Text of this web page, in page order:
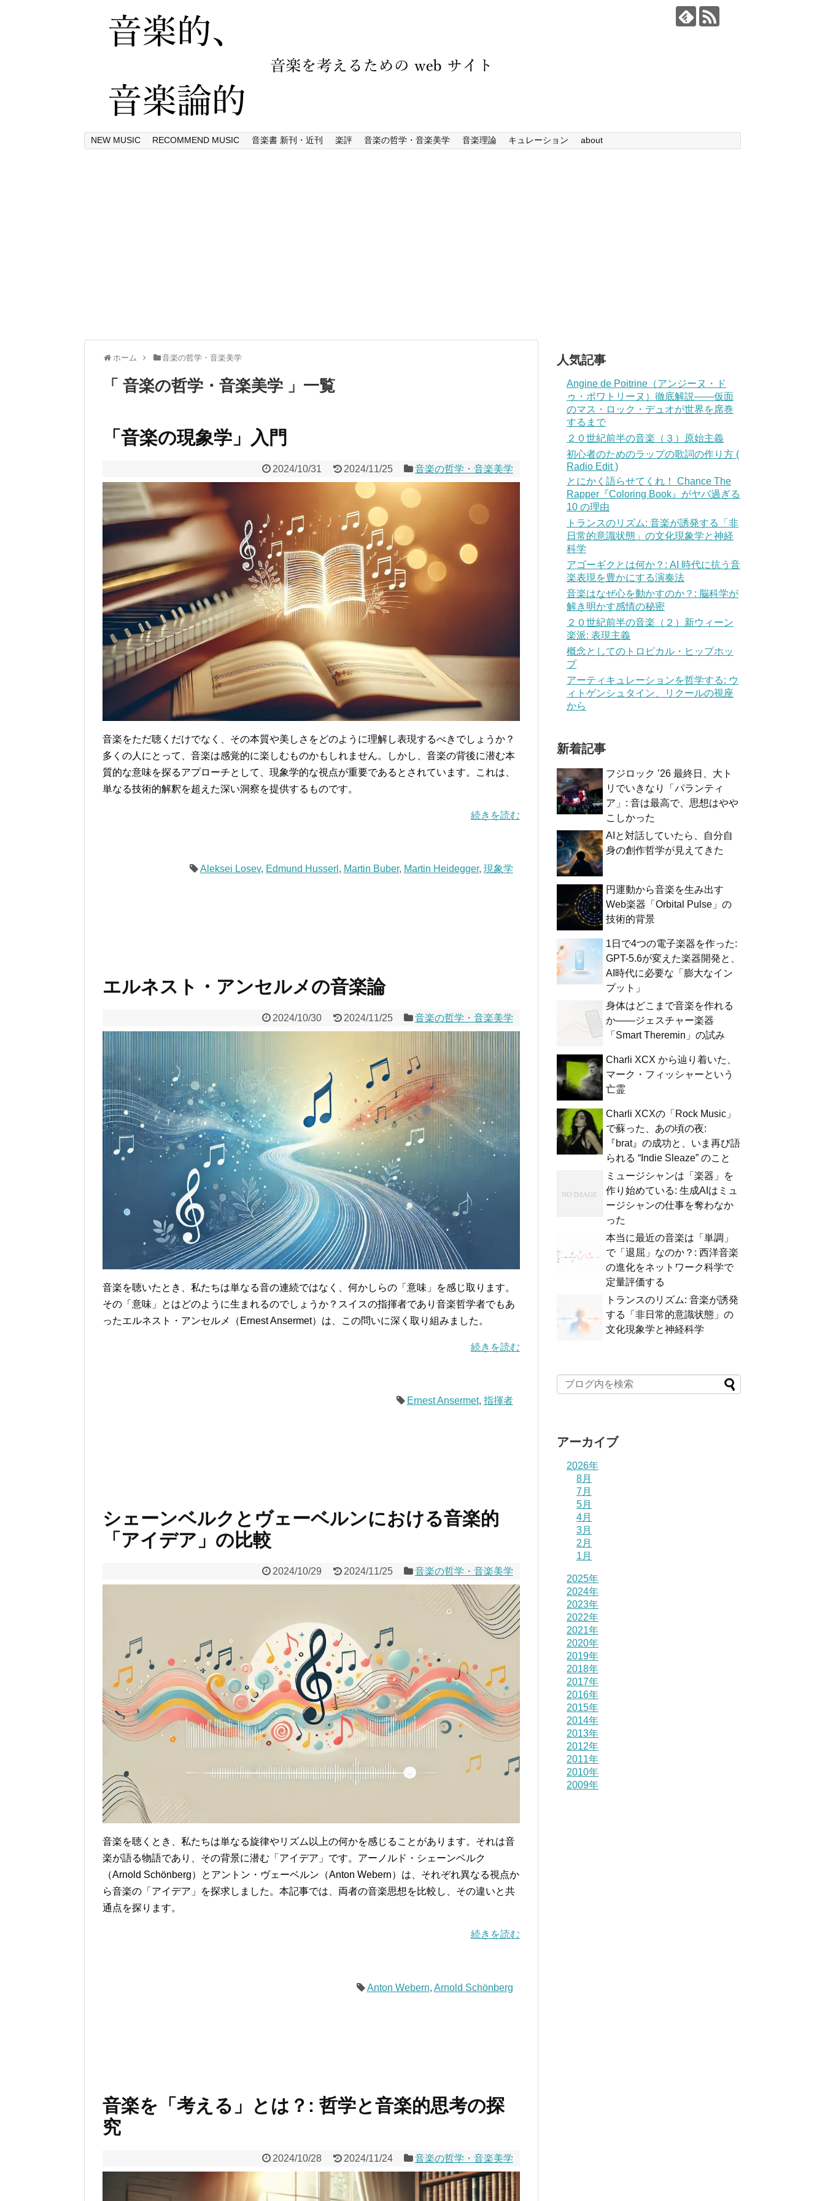
NEW MUSIC RECOMMEND MUSIC 音楽書 新刊・近刊 楽評 音楽の哲学・音楽美学 音楽理論 キュレーション about
ホーム 音楽の哲学・音楽美学
「 音楽の哲学・音楽美学 」一覧
「音楽の現象学」入門
2024/10/31 2024/11/25 音楽の哲学・音楽美学
音楽をただ聴くだけでなく、その本質や美しさをどのように理解し表現するべきでしょうか？
多くの人にとって、音楽は感覚的に楽しむものかもしれません。しかし、音楽の背後に潜む本
質的な意味を探るアプローチとして、現象学的な視点が重要であるとされています。これは、
単なる技術的解釈を超えた深い洞察を提供するものです。
続きを読む
Aleksei Losev, Edmund Husserl , Martin Buber, Martin Heidegger, 現象学
エルネスト・アンセルメの音楽論
2024/10/30 2024/11/25 音楽の哲学・音楽美学
音楽を聴いたとき、私たちは単なる音の連続ではなく、何かしらの「意味」を感じ取ります。
その「意味」とはどのように生まれるのでしょうか？スイスの指揮者であり音楽哲学者でもあ
ったエルネスト・アンセルメ（Ernest Ansermet）は、この問いに深く取り組みました。
続きを読む
Ernest Ansermet, 指揮者
シェーンベルクとヴェーベルンにおける音楽的
「アイデア」の比較
2024/10/29 2024/11/25 音楽の哲学・音楽美学
音楽を聴くとき、私たちは単なる旋律やリズム以上の何かを感じることがあります。それは音
楽が語る物語であり、その背景に潜む「アイデア」です。アーノルド・シェーンベルク
（Arnold Schönberg）とアントン・ヴェーベルン（Anton Webern）は、それぞれ異なる視点か
ら音楽の「アイデア」を探求しました。本記事では、両者の音楽思想を比較し、その違いと共
通点を探ります。
続きを読む
Anton Webern, Arnold Schönberg
音楽を「考える」とは？: 哲学と音楽的思考の探
究
2024/10/28 2024/11/24 音楽の哲学・音楽美学
人気記事
Angine de Poitrine（アンジーヌ・ド
ゥ・ポワトリーヌ）徹底解説——仮面
のマス・ロック・デュオが世界を席巻
するまで
２０世紀前半の音楽（３）原始主義
初心者のためのラップの歌詞の作り方 (
Radio Edit )
とにかく語らせてくれ！ Chance The
Rapper『Coloring Book』がヤバ過ぎる
10 の理由
トランスのリズム: 音楽が誘発する「非
日常的意識状態」の文化現象学と神経
科学
アゴーギクとは何か？: AI 時代に抗う音
楽表現を豊かにする演奏法
音楽はなぜ心を動かすのか？: 脳科学が
解き明かす感情の秘密
２０世紀前半の音楽（２）新ウィーン
楽派: 表現主義
概念としてのトロピカル・ヒップホッ
プ
アーティキュレーションを哲学する: ウ
ィトゲンシュタイン、リクールの視座
から
新着記事
フジロック ’26 最終日、大ト
リでいきなり「パランティ
ア」: 音は最高で、思想はやや
こしかった
AIと対話していたら、自分自
身の創作哲学が見えてきた
円運動から音楽を生み出す
Web楽器「Orbital Pulse」の
技術的背景
1日で4つの電子楽器を作った:
GPT-5.6が変えた楽器開発と、
AI時代に必要な「膨大なイン
プット」
身体はどこまで音楽を作れる
か——ジェスチャー楽器
「Smart Theremin」の試み
Charli XCX から辿り着いた、
マーク・フィッシャーという
亡霊
Charli XCXの「Rock Music」
で蘇った、あの頃の夜:
『brat』の成功と、いま再び語
られる “Indie Sleaze” のこと
ミュージシャンは「楽器」を
作り始めている: 生成AIはミュ
ージシャンの仕事を奪わなか
った
本当に最近の音楽は「単調」
で「退屈」なのか？: 西洋音楽
の進化をネットワーク科学で
定量評価する
トランスのリズム: 音楽が誘発
する「非日常的意識状態」の
文化現象学と神経科学
アーカイブ
2026年
8月
7月
5月
4月
3月
2月
1月
2025年
2024年
2023年
2022年
2021年
2020年
2019年
2018年
2017年
2016年
2015年
2014年
2013年
2012年
2011年
2010年
2009年